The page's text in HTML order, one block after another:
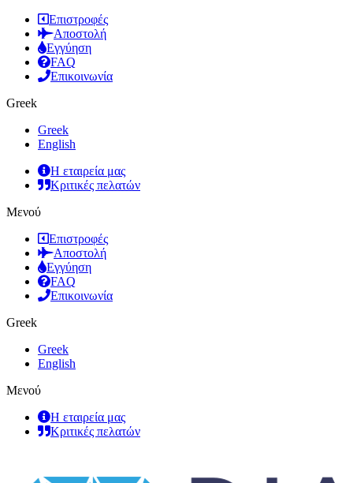
Επιστροφές
Αποστολή
Εγγύηση
FAQ
Επικοινωνία
Greek
Greek
English
Η εταιρεία μας
Κριτικές πελατών
Μενού
Επιστροφές
Αποστολή
Εγγύηση
FAQ
Επικοινωνία
Greek
Greek
English
Μενού
Η εταιρεία μας
Κριτικές πελατών